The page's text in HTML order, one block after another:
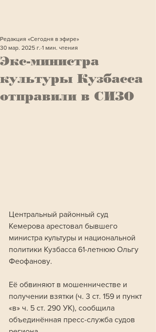
Экс-министра
культуры Кузбасса
отправили в СИЗО
Редакция «Сегодня в эфире»
30 мар. 2025 г. 1 мин. чтения
Центральный районный суд
Кемерова арестовал бывшего
министра культуры и национальной
политики Кузбасса 61-летнюю Ольгу
Феофанову.
Её обвиняют в мошенничестве и
получении взятки (ч. 3 ст. 159 и пункт
«в» ч. 5 ст. 290 УК), сообщила
объединённая пресс-служба судов